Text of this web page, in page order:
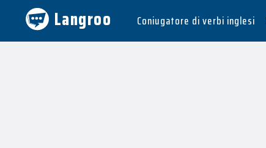
Langroo Coniugatore di verbi inglesi